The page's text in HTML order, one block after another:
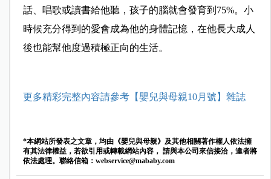
話、唱歌或讀書給他聽，孩子的腦就會發育到75%。小
時候充分得到的愛會成為他的身體記憶，在他長大成人
後也能幫他度過積極正向的生活。
更多精彩完整內容請參考【嬰兒與母親10月號】雜誌
*本網站所發表之文章，均由《嬰兒與母親》及其他相關著作權人依法擁
有其法律權益，若欲引用或轉載網站內容， 請與本公司來信接洽，違者將
依法處理。聯絡信箱： webservice@mababy.com